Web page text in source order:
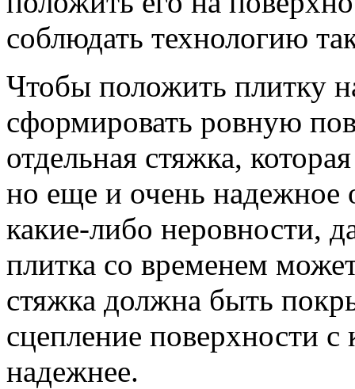
соблюдать технологию
Чтобы положить плитку
сформировать ровную
отдельная стяжка,
но еще и очень надежное
какие-либо неровности,
плитка со временем
стяжка должна быть
сцепление поверхности
надежнее.